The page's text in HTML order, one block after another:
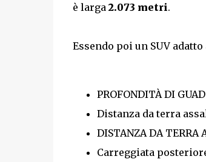
è larga 2.073 metri.
Essendo poi un SUV
PROFONDITÀ DI
Distanza da terra
DISTANZA DA TERRA
Carreggiata